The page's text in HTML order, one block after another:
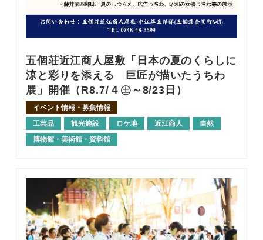
五個荘近江商人屋敷「日本の夏のくらしに
涼と彩りを添える 巨匠が描いたうちわ
展」開催（R8.7/４㊏～8/23日）
イベント情報・募集情報
工芸品
観光施設 ロケ地 近江商人
自然
博物館・美術館・資料館